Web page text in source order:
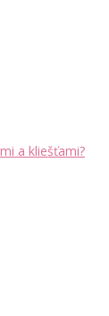
a kliešťami?